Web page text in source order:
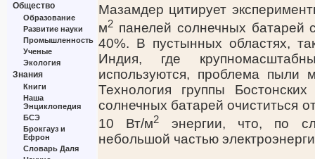
Общество
Образование
Развитие науки
Промышленность
Ученые
Экология
Знания
Книги
Наша
Энциклопедия
БСЭ
Брокгауз и
Ефрон
Словарь Даля
Мазамдер цитирует
м2 панелей солнечных батарей
40%. В пустынных областях,
Индия, где
используются, проблема пыли
Технология группы
солнечных батарей очиститься
10 Вт/м2
энергии, что, по
небольшой частью